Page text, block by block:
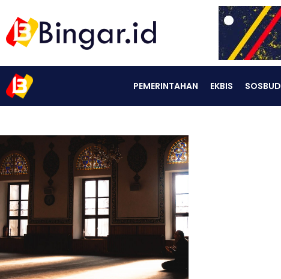
PEMERINTAHAN EKBIS SOSBUD